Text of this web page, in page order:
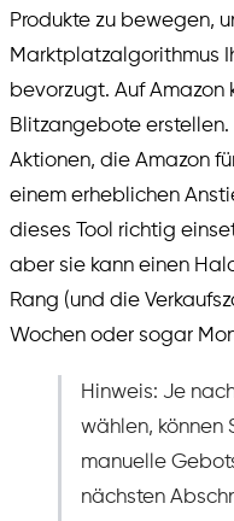
Produkte zu bewegen,
Marktplatzalgorithmus
bevorzugt. Auf Amazon
Blitzangebote
Aktionen, die Amazon
einem erheblichen
dieses Tool richtig
aber sie kann einen
Rang (und die
Wochen oder sogar
Hinweis: Je
wählen, können
manuelle
nächsten